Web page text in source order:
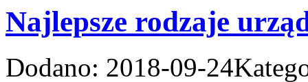
Najlepsze rodzaje
Dodano: 2018-09-24